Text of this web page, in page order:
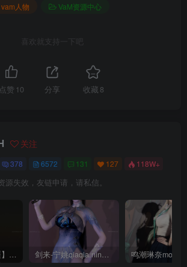
vam人物 VaM资源中心
喜欢就支持一下吧
点赞 10 分享 收藏 8
关注
378 6572 131 127 118W+
源失效，友链申请，请私信。
诛仙陆雪琪【南疆】CoveRig 剑来-宁姚qiaqia.ningyao-re.1